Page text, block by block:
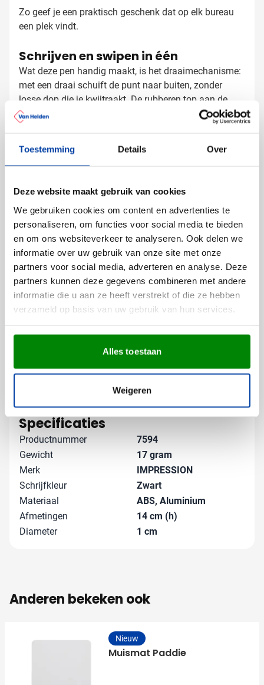
Toestemming Details Over
Deze website maakt gebruik van cookies
We gebruiken cookies om content en advertenties te
personaliseren, om functies voor social media te bieden
en om ons websiteverkeer te analyseren. Ook delen we
informatie over uw gebruik van onze site met onze
partners voor social media, adverteren en analyse. Deze
partners kunnen deze gegevens combineren met andere
informatie die u aan ze heeft verstrekt of die ze hebben
verzameld op basis van uw gebruik van hun services.
Alles toestaan
Weigeren
Zo geef je een praktisch geschenk dat op elk bureau
een plek vindt.
Schrijven en swipen in één
Wat deze pen handig maakt, is het draaimechanisme:
met een draai schuift de punt naar buiten, zonder
losse dop die je kwijtraakt. De rubberen top aan de
bovenkant werkt op elk touchscreen, zodat je vlot
schakelt tussen papier en scherm. Dat maakt de pen
glanzende body ligt lekker in de hand en de
zilverkleurige accenten geven de pen een verzorgde
notitie maakt of even je scherm bedient.
Stylus pen bedrukken met logo
pen precies zoals jij wilt:
Met een tekst of slogan langs de body
Full color voor een opvallend resultaat
Het gladde aluminium zorgt dat jouw bedrukking er
verzorgd uitziet.
Gratis digitaal voorbeeld van je
bedrukte stylus pen
Benieuwd hoe jouw logo op deze pen uitpakt? Vraag
een gratis digitaal voorbeeld aan en bekijk het vooraf.
gerust contact met ons op, we denken graag mee.
Specificaties
Productnummer
7594
Gewicht
17 gram
Merk
IMPRESSION
Schrijfkleur
Zwart
Materiaal
ABS, Aluminium
Afmetingen
14 cm (h)
Diameter
1 cm
Anderen bekeken ook
Nieuw
Muismat Paddie